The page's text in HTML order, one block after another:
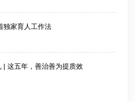
独家育人工作法
| 这五年，善治善为提质效